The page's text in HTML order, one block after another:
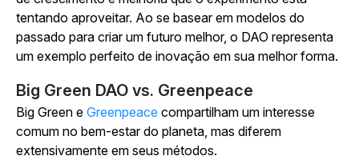
tentando aproveitar. Ao se basear em modelos do
passado para criar um futuro melhor, o DAO representa
um exemplo perfeito de inovação em sua melhor forma.
Big Green DAO vs. Greenpeace
Big Green e Greenpeace compartilham um interesse
comum no bem-estar do planeta, mas diferem
extensivamente em seus métodos.